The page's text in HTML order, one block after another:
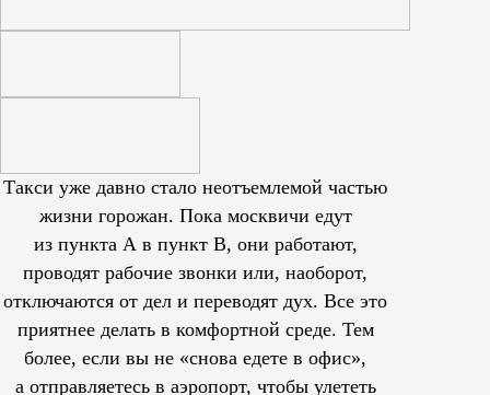
Такси уже давно стало неотъемлемой частью
жизни горожан. Пока москвичи едут
из пункта А в пункт В, они работают,
проводят рабочие звонки или, наоборот,
отключаются от дел и переводят дух. Все это
приятнее делать в комфортной среде. Тем
более, если вы не «снова едете в офис»,
а отправляетесь в аэропорт, чтобы улететь